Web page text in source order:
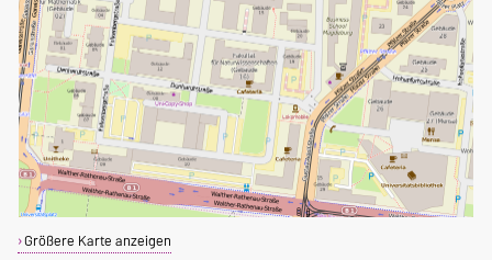
Größere Karte anzeigen